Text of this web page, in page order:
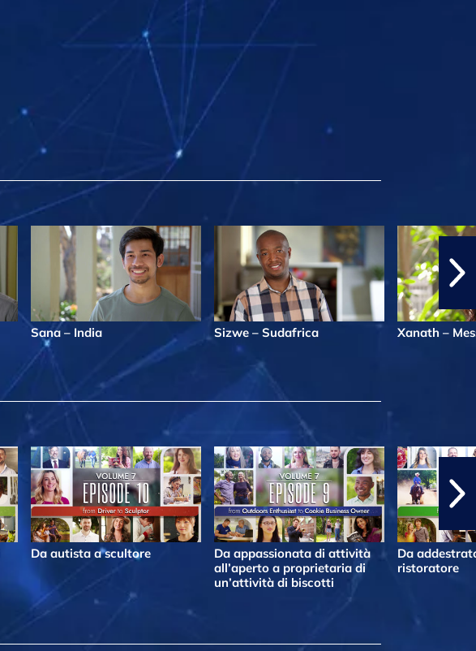
Sana – India Sizwe – Sudafrica Xanath –
Da autista a scultore
Da appassionata di attività
all’aperto a proprietaria di
un’attività di biscotti
Da
ristoratore